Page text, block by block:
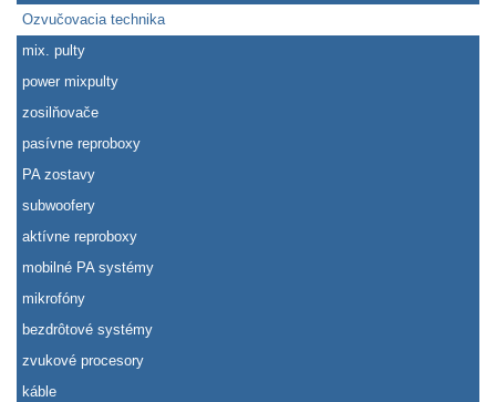
Ozvučovacia technika
mix. pulty
power mixpulty
zosilňovače
pasívne reproboxy
PA zostavy
subwoofery
aktívne reproboxy
mobilné PA systémy
mikrofóny
bezdrôtové systémy
zvukové procesory
káble